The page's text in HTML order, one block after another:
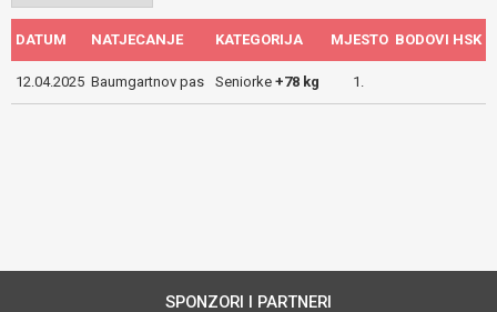
DATUM NATJECANJE KATEGORIJA MJESTO BODOVI HSK
12.04.2025 Baumgartnov pas Seniorke+78 kg 1.
SPONZORI I PARTNERI